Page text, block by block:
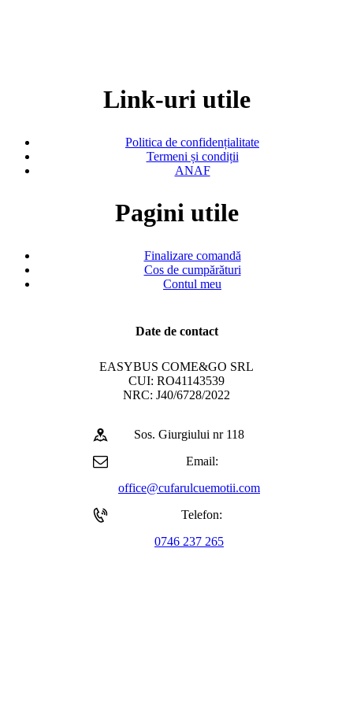
Link-uri utile
Politica de confidențialitate
Termeni și condiții
ANAF
Pagini utile
Finalizare comandă
Cos de cumpărături
Contul meu
Date de contact
EASYBUS COME&GO SRL
CUI: RO41143539
NRC: J40/6728/2022
Sos. Giurgiului nr 118
Email:
office@cufarulcuemotii.com
Telefon:
0746 237 265